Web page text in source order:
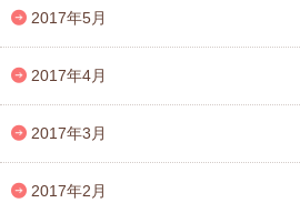
2017年5月
2017年4月
2017年3月
2017年2月